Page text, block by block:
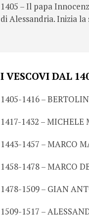
1405 – Il papa
di Alessandria. Inizia
I VESCOVI DAL
1405-1416 –
1417-1432 –
1443-1457 – MARCO
1458-1478 – MARCO
1478-1509 – GIAN
1509-1517 –